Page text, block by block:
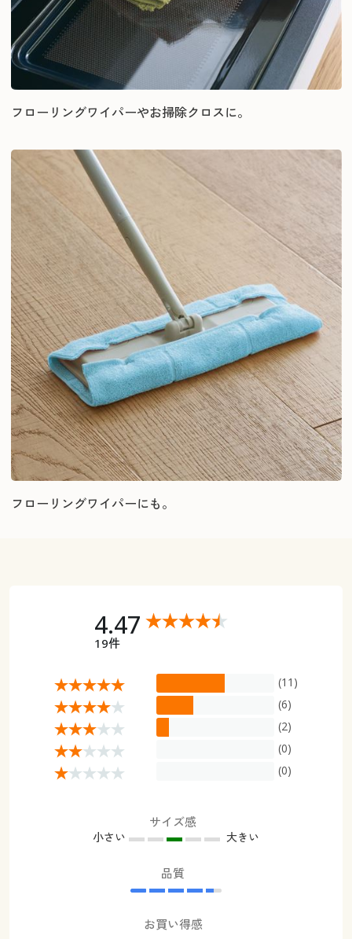
フローリングワイパーやお掃除クロスに。
フローリングワイパーにも。
4.47
19件
(11)
(6)
(2)
(0)
(0)
サイズ感
小さい 大きい
品質
お買い得感